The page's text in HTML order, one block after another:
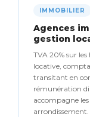
IMMOBILIER
Agences
gestion
TVA 20% sur
locative,
transitant en
rémunération
accompagne
arrondissement.